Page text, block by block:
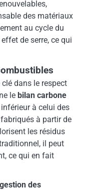
des matériaux
au cycle du
de serre, ce qui
dans le respect
le bilan carbone
à celui des
à partir de
les résidus
il peut
ce qui en fait
des